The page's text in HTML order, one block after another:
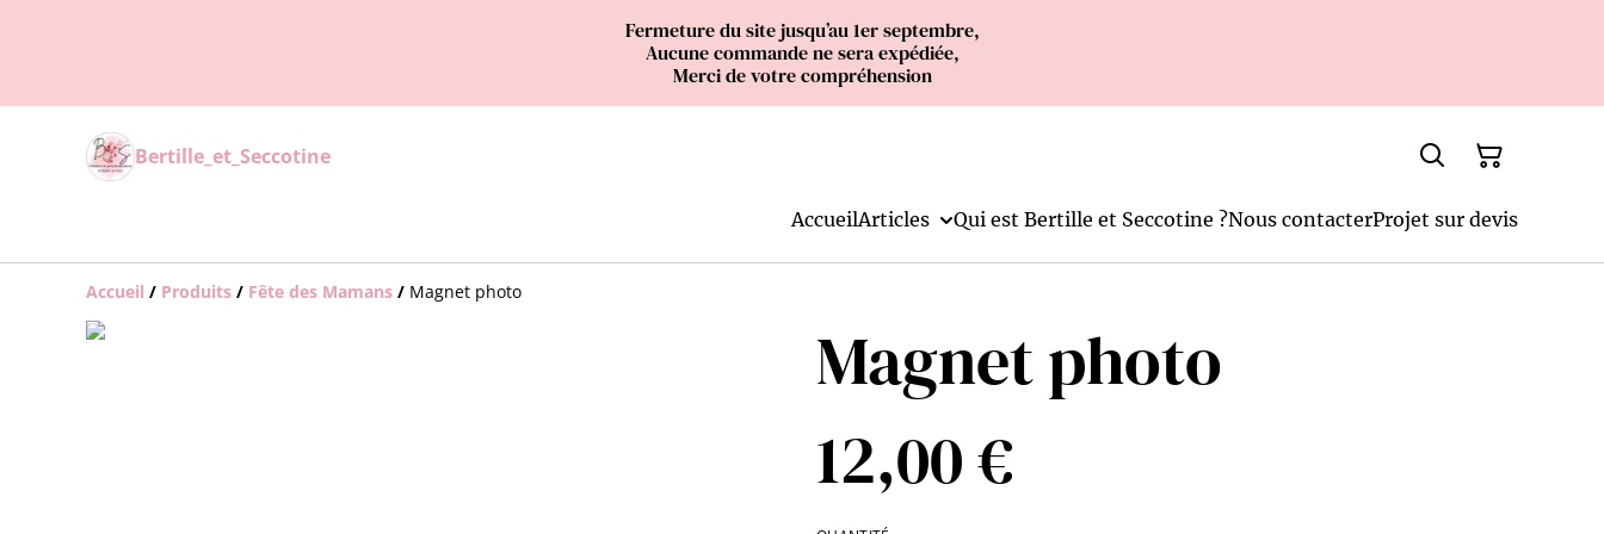
Fermeture du site jusqu’au 1er septembre,
Aucune commande ne sera expédiée,
Merci de votre compréhension
Bertille_et_Seccotine
AccueilArticles Qui est Bertille et Seccotine ?Nous contacterProjet sur devis
Accueil / Produits / Fête des Mamans / Magnet photo
Magnet photo
12,00 €